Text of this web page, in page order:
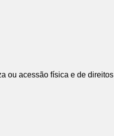
ou acessão física e de